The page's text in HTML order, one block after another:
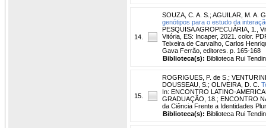
14.
SOUZA, C. A. S. ; AGUILAR, M. A.
genótipos para o estudo da
PESQUISA AGROPECUÁRIA, 1.,
Vitória, ES: Incaper, 2021. color.
Teixeira de Carvalho, Carlos
Gava Ferrão, editores. p. 165-168
Biblioteca(s): Biblioteca Rui
15.
ROGRIGUES, P. de S. ;
DOUSSEAU, S. ; OLIVEIRA, D. C.
In: ENCONTRO LATINO-
GRADUAÇÃO, 18.; ENCONTRO
da Ciência Frente a Identidades
Biblioteca(s): Biblioteca Rui